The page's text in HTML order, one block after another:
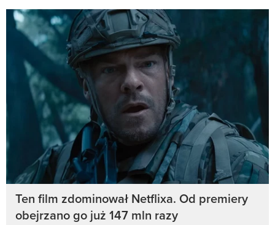
Ten film zdominował Netflixa. Od premiery
obejrzano go już 147 mln razy